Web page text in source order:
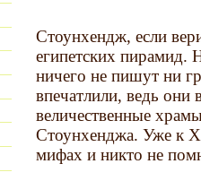
Стоунхендж, если
египетских пирамид.
ничего не пишут ни
впечатлили, ведь они
величественные
Стоунхенджа. Уже к
мифах и никто не